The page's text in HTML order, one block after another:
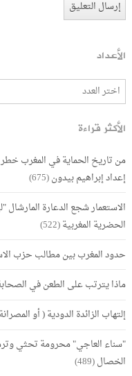
الأعداد
الأكثر قراءة
من تاريخ الحماية في المغرب خطر
إعداد إبراهيم بيدون(675)
الاستعمار شجع الدعارة
الحضرية المغربية(522)
حدود المغرب بين مطالب حزب
ماذا يترتب على الطعن في
إلتهاب الزائدة الدودية ( أو
"سناء العاجي" محرومة تحثي
الخصال(489)